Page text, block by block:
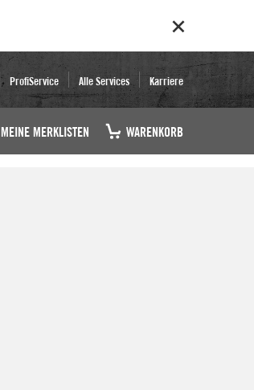
ProfiService Alle Services Karriere
MEINE MERKLISTEN WARENKORB